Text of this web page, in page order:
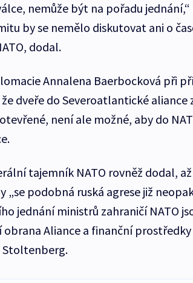
nemůže být na pořadu
by se nemělo diskutovat ani o
dodal.
Annalena Baerbocková při
dveře do Severoatlantické aliance
není ale možné, aby do
tajemník NATO rovněž dodal,
„se podobná ruská agrese již
jednání ministrů zahraničí NATO
Aliance a finanční
Stoltenberg.